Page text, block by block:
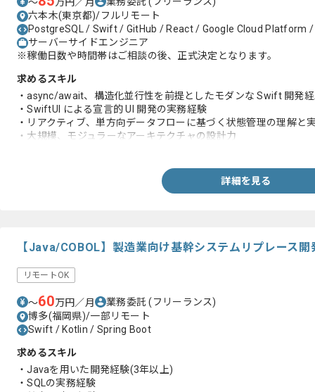
六本木(東京都)/フルリモート
PostgreSQL / Swift / GitHub / React / Google Cloud Platform /
サーバーサイドエンジニア
※稼働日数や時間帯はご相談の後、正式決定となります。
求めるスキル
・async/await、構造化並行性を前提としたモダンな Swift 開発
・SwiftUI による宣言的 UI 開発の実務経験
・リアクティブ、単方向データフローに基づく状態管理の理解と
・大規模、モジュラーなアーキテクチャの設計力
・ユニットテスト、スナップショットやアクセシビリティテスト
詳細を見る
【Java/COBOL】製造業向け基幹システムリプレース
リモートOK
〜60万円／月 業務委託(フリーランス)
博多(福岡県)/一部リモート
Swift / Kotlin / Spring Boot
求めるスキル
・Javaを用いた開発経験(3年以上)
・SQLの実務経験